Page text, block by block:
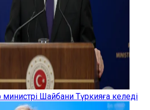
Шайбани Түркияға келеді